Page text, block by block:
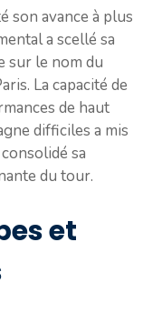
son avance à plus
a scellé sa
sur le nom du
La capacité de
de haut
difficiles a mis
sa
du tour.
et